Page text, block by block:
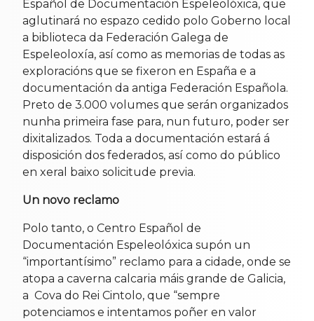
Español de Documentación Espeleolóxica, que
aglutinará no espazo cedido polo Goberno local
a biblioteca da Federación Galega de
Espeleoloxía, así como as memorias de todas as
exploracións que se fixeron en España e a
documentación da antiga Federación Española.
Preto de 3.000 volumes que serán organizados
nunha primeira fase para, nun futuro, poder ser
dixitalizados. Toda a documentación estará á
disposición dos federados, así como do público
en xeral baixo solicitude previa.
Un novo reclamo
Polo tanto, o Centro Español de
Documentación Espeleolóxica supón un
“importantísimo” reclamo para a cidade, onde se
atopa a caverna calcaria máis grande de Galicia,
a Cova do Rei Cintolo, que “sempre
potenciamos e intentamos poñer en valor